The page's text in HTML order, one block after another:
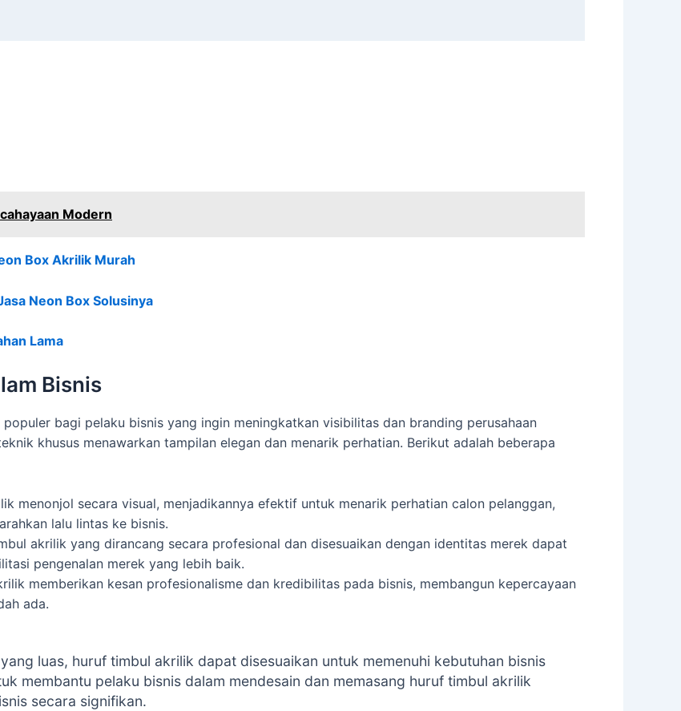
Modern
Box Akrilik Murah
Neon Box Solusinya
Lama
Bisnis
bagi pelaku bisnis yang ingin meningkatkan visibilitas dan branding perusahaan
khusus menawarkan tampilan elegan dan menarik perhatian. Berikut adalah beberapa
menonjol secara visual, menjadikannya efektif untuk menarik perhatian calon pelanggan,
lalu lintas ke bisnis.
akrilik yang dirancang secara profesional dan disesuaikan dengan identitas merek dapat
pengenalan merek yang lebih baik.
memberikan kesan profesionalisme dan kredibilitas pada bisnis, membangun kepercayaan
ada.
luas, huruf timbul akrilik dapat disesuaikan untuk memenuhi kebutuhan bisnis
membantu pelaku bisnis dalam mendesain dan memasang huruf timbul akrilik
secara signifikan.